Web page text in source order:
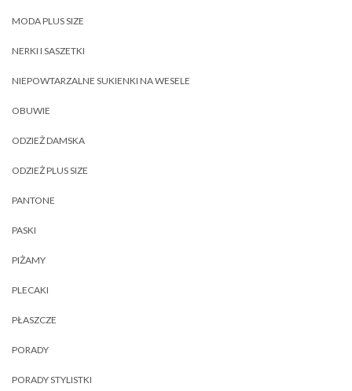
MODA PLUS SIZE
NERKI I SASZETKI
NIEPOWTARZALNE SUKIENKI NA WESELE
OBUWIE
ODZIEŻ DAMSKA
ODZIEŻ PLUS SIZE
PANTONE
PASKI
PIŻAMY
PLECAKI
PŁASZCZE
PORADY
PORADY STYLISTKI